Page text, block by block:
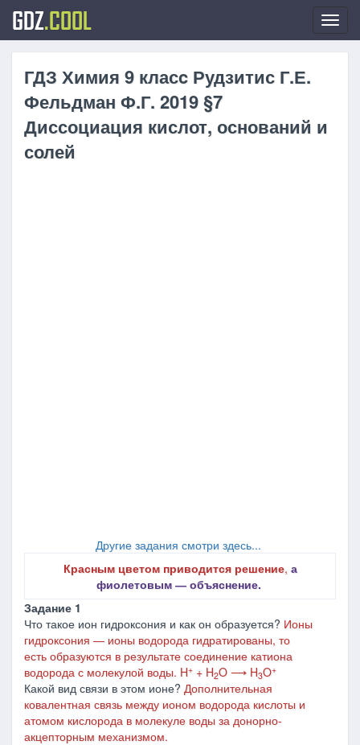
GDZ.COOL
ГДЗ Химия 9 класc Рудзитис Г.Е.
Фельдман Ф.Г. 2019 §7
Диссоциация кислот, оснований и
солей
Другие задания смотри здесь...
Красным цветом приводится решение, а
фиолетовым ― объяснение.
Задание 1
Что такое ион гидроксония и как он образуется? Ионы
гидроксония ― ионы водорода гидратированы, то
есть образуются в результате соединение катиона
водорода с молекулой воды. H+ + H2O ⟶ H3O+
Какой вид связи в этом ионе? Дополнительная
ковалентная связь между ионом водорода кислоты и
атомом кислорода в молекуле воды за донорно-
акцепторным механизмом.